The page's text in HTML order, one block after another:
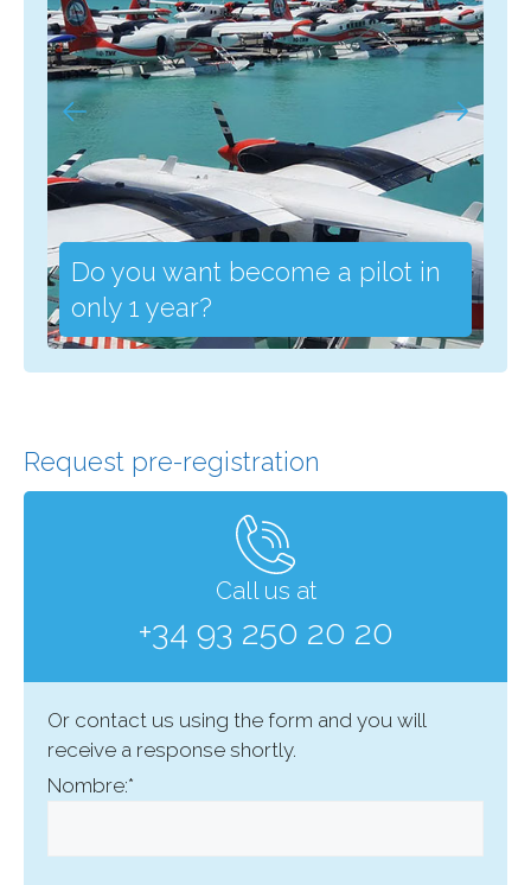
Do you want become a pilot in
only 1 year?
Request pre-registration
Call us at
+34 93 250 20 20
Or contact us using the form and you will
receive a response shortly.
Nombre:*